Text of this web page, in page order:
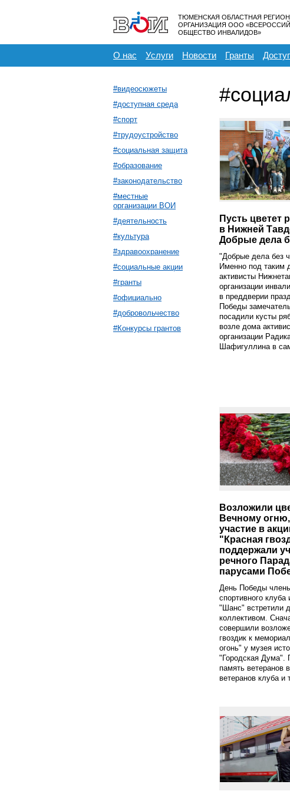
ТЮМЕНСКАЯ ОБЛАСТНАЯ
ОРГАНИЗАЦИЯ ООО
ОБЩЕСТВО ИНВАЛИДОВ»
О нас Услуги Новости Гранты
#видеосюжеты
#доступная среда
#спорт
#трудоустройство
#социальная защита
#образование
#законодательство
#местные
организации ВОИ
#деятельность
#культура
#здравоохранение
#социальные акции
#гранты
#официально
#добровольчество
#Конкурсы грантов
Пусть цветет
в Нижней
Добрые дела
"Добрые дела без
Именно под таким
активисты
организации
в преддверии
Победы
посадили кусты
возле дома
организации
Шафигуллина в
Возложили
Вечному
участие в
"Красная
поддержали
речного
парусами
День Победы
спортивного клуба
"Шанс" встретили
коллективом.
совершили
гвоздик к
огонь" у музея
"Городская Дума".
память ветеранов
ветеранов клуба и